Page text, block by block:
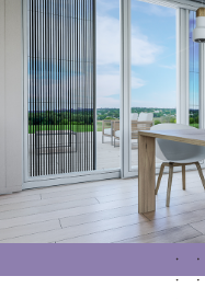
Pergolas
Volets Battants Pliables et
Rideaux et stores
Rideaux de Verre
Alicantines et Rideaux PVC